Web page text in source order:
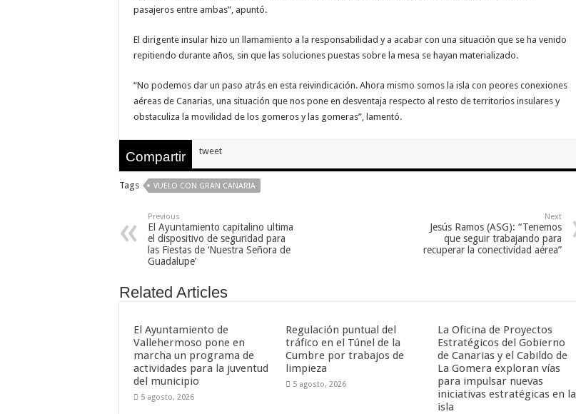
pasajeros entre ambas”, apuntó.
El dirigente insular hizo un llamamiento a la responsabilidad y a acabar con una situación que se ha venido
repitiendo durante años, sin que las soluciones puestas sobre la mesa se hayan materializado.
“No podemos dar un paso atrás en esta reivindicación. Ahora mismo somos la isla con peores conexiones
aéreas de Canarias, una situación que nos pone en desventaja respecto al resto de territorios insulares y
obstaculiza la movilidad de los gomeros y las gomeras”, lamentó.
Compartir tweet
Tags VUELO CON GRAN CANARIA
Previous
El Ayuntamiento capitalino ultima
el dispositivo de seguridad para
las Fiestas de ‘Nuestra Señora de
Guadalupe’
Next
Jesús Ramos (ASG): “Tenemos
que seguir trabajando para
recuperar la conectividad aérea”
Related Articles
El Ayuntamiento de
Vallehermoso pone en
marcha un programa de
actividades para la juventud
del municipio
5 agosto, 2026
Regulación puntual del
tráfico en el Túnel de la
Cumbre por trabajos de
limpieza
5 agosto, 2026
La Oficina de Proyectos
Estratégicos del Gobierno
de Canarias y el Cabildo de
La Gomera exploran vías
para impulsar nuevas
iniciativas estratégicas en la
isla